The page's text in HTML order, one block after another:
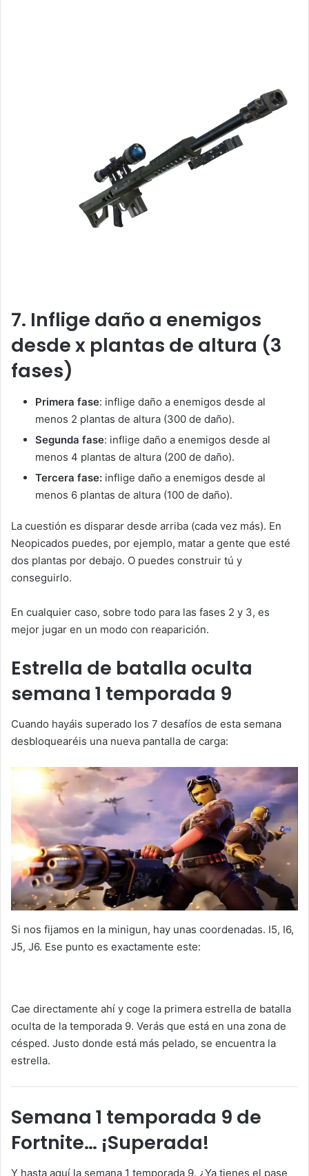
7. Inflige daño a enemigos
desde x plantas de altura (3
fases)
Primera fase: inflige daño a enemigos desde al
menos 2 plantas de altura (300 de daño).
Segunda fase: inflige daño a enemigos desde al
menos 4 plantas de altura (200 de daño).
Tercera fase: inflige daño a enemigos desde al
menos 6 plantas de altura (100 de daño).
La cuestión es disparar desde arriba (cada vez más). En
Neopicados puedes, por ejemplo, matar a gente que esté
dos plantas por debajo. O puedes construir tú y
conseguirlo.
En cualquier caso, sobre todo para las fases 2 y 3, es
mejor jugar en un modo con reaparición.
Estrella de batalla oculta
semana 1 temporada 9
Cuando hayáis superado los 7 desafíos de esta semana
desbloquearéis una nueva pantalla de carga:
Si nos fijamos en la minigun, hay unas coordenadas. I5, I6,
J5, J6. Ese punto es exactamente este:
Cae directamente ahí y coge la primera estrella de batalla
oculta de la temporada 9. Verás que está en una zona de
césped. Justo donde está más pelado, se encuentra la
estrella.
Semana 1 temporada 9 de
Fortnite… ¡Superada!
Y hasta aquí la semana 1 temporada 9. ¿Ya tienes el pase